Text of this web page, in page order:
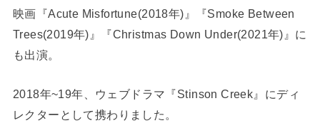
映画『Acute Misfortune(2018年)』『Smoke Between
Trees(2019年)』『Christmas Down Under(2021年)』に
も出演。
2018年~19年、ウェブドラマ『Stinson Creek』にディ
レクターとして携わりました。